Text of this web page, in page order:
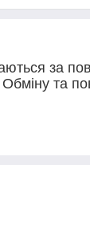
за
та